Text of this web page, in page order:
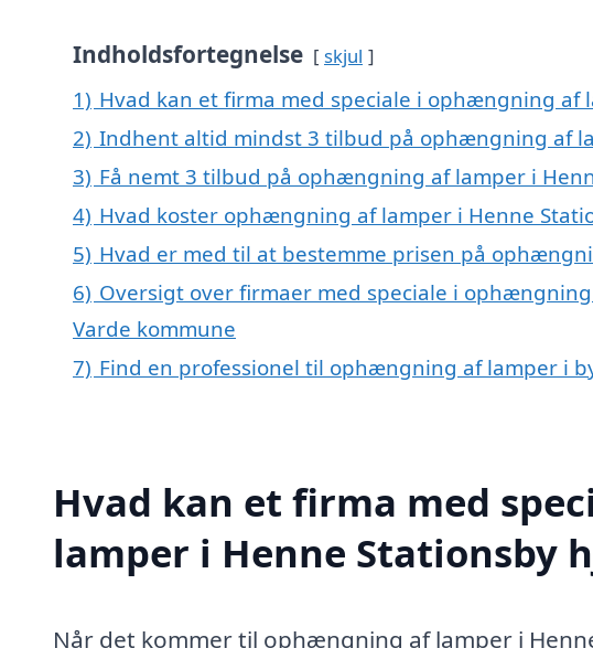
Indholdsfortegnelse skjul
1) Hvad kan et firma med speciale i ophængning af
2) Indhent altid mindst 3 tilbud på ophængning af
3) Få nemt 3 tilbud på ophængning af lamper i
4) Hvad koster ophængning af lamper i Henne
5) Hvad er med til at bestemme prisen på
6) Oversigt over firmaer med speciale i
Varde kommune
7) Find en professionel til ophængning af lamper i
Hvad kan et firma med
lamper i Henne Stationsby
Når det kommer til ophængning af lamper i